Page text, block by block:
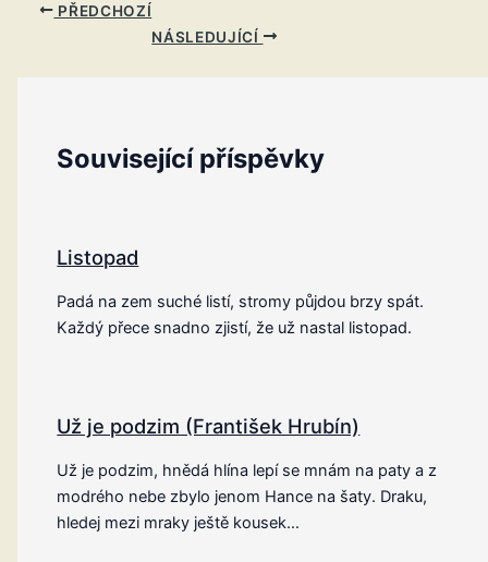
PŘEDCHOZÍ
NÁSLEDUJÍCÍ
Související příspěvky
Listopad
Padá na zem suché listí, stromy půjdou brzy spát.
Každý přece snadno zjistí, že už nastal listopad.
Už je podzim (František Hrubín)
Už je podzim, hnědá hlína lepí se mnám na paty a z
modrého nebe zbylo jenom Hance na šaty. Draku,
hledej mezi mraky ještě kousek…